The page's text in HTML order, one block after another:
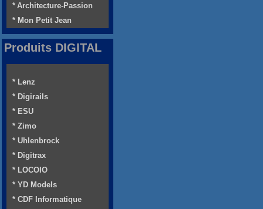
* Architecture-Passion
* Mon Petit Jean
Produits DIGITAL
* Lenz
* Digirails
* ESU
* Zimo
* Uhlenbrock
* Digitrax
* LOCOIO
* YD Models
* CDF Informatique